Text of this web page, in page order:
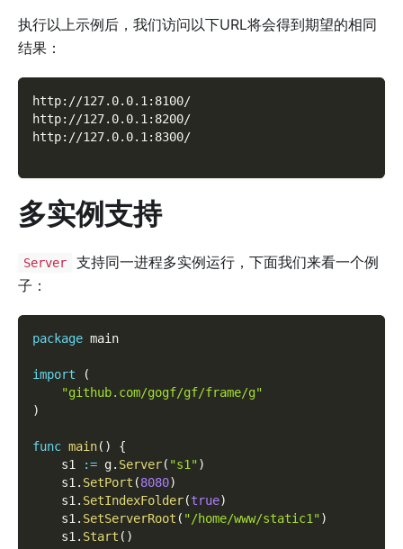
执行以上示例后，我们访问以下URL将会得到期望的相同
结果：
http://127.0.0.1:8100/
http://127.0.0.1:8200/
http://127.0.0.1:8300/
多实例支持
Server
支持同一进程多实例运行，下面我们来看一个例
子：
package main
import
(
"github.com/gogf/gf/frame/g"
)
func main( )
{
    s1
:= g. Server( "s1")
    s1
. SetPort (8080)
    s1
. SetIndexFolder(true)
    s1
. SetServerRoot ( "/home/www/static1")
    s1
. Start ( )